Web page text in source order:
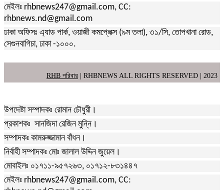
মেইলঃ rhbnews247@gmail.com, CC:
rhbnews.nd@gmail.com
ঢাকা অফিসঃ এ্যাড পার্ক, ওয়াজী কমপ্লেক্স (৯ম তলা), ৩১/সি, তোপখানা রোড,
সেগুনবাগিচা, ঢাকা -১০০০.
RHB পরিবার | RHBNEWS ALL RIGHTS RESERVED | 2023
উপদেষ্টা সম্পাদকঃ রোমান চৌধুরী।
প্রকাশকঃ সানজিদা রেজিন মুন্নি।
সম্পাদকঃ কামরুজ্জামান বাঁধন।
নির্বাহী সম্পাদকঃ মোঃ জালাল উদ্দিন জুয়েল।
মোবাইলঃ ০১৭১১-৯৫৭২৬৩, ০১৭১২-৮৩১৪৪৭
মেইলঃ rhbnews247@gmail.com, CC: